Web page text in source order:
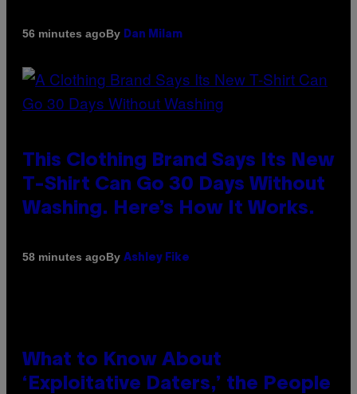
56 minutes agoBy Dan Milam
This Clothing Brand Says Its New
T-Shirt Can Go 30 Days Without
Washing. Here’s How It Works.
58 minutes agoBy Ashley Fike
What to Know About
‘Exploitative Daters,’ the People